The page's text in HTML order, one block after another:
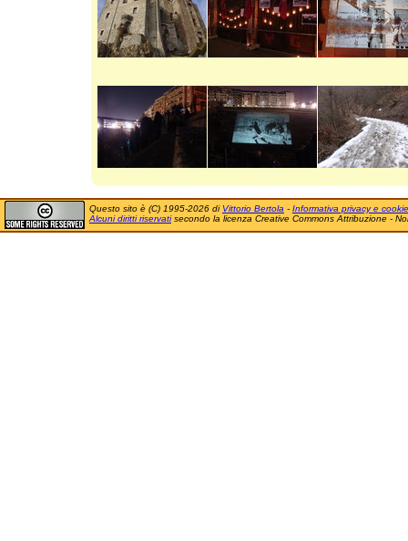
Questo sito è (C) 1995-2026 di Vittorio Bertola - Informativa privacy e cookie
Alcuni diritti riservatisecondo la licenza Creative Commons Attribuzione -